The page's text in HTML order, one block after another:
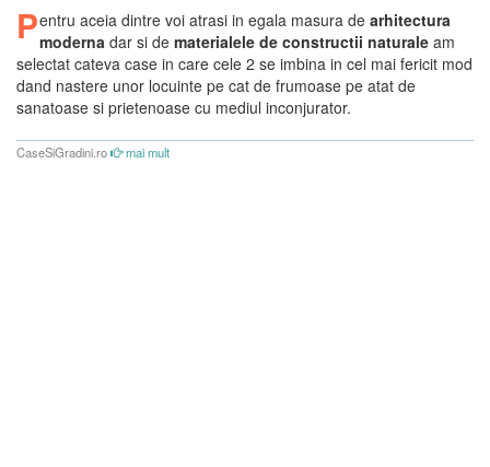
Pentru aceia dintre voi atrasi in egala masura de arhitectura
moderna dar si de materialele de constructii naturale am
selectat cateva case in care cele 2 se imbina in cel mai fericit mod
dand nastere unor locuinte pe cat de frumoase pe atat de
sanatoase si prietenoase cu mediul inconjurator.
CaseSiGradini.ro mai mult